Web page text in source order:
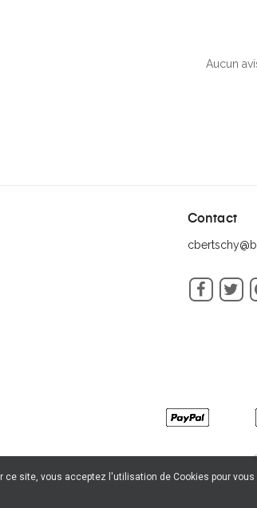
Aucun
Contact
ce site, vous acceptez l'utilisation de Cookies pour